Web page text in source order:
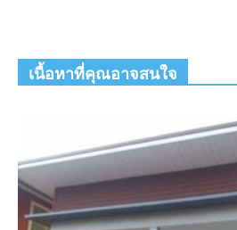
เนื้อหาที่คุณอาจสนใจ